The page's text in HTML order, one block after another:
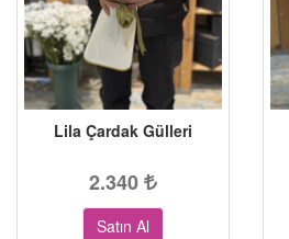
Lila Çardak Gülleri
2.340
Satın Al